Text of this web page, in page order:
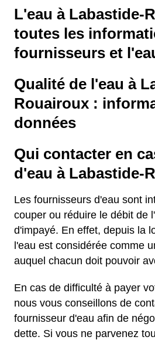
L'eau à Labastide-
toutes les
fournisseurs et
Qualité de l'eau à
Rouairoux :
données
Qui contacter en
d'eau à Labastide-
Les fournisseurs d'eau sont
couper ou réduire le débit de
d'impayé. En effet, depuis la
l'eau est considérée comme
auquel chacun doit pouvoir
En cas de difficulté à payer
nous vous conseillons de
fournisseur d'eau afin de
dette. Si vous ne parvenez